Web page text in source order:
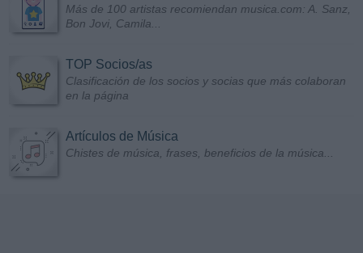
Más de 100 artistas recomiendan musica.com: A. Sanz,
Bon Jovi, Camila...
TOP Socios/as
Clasificación de los socios y socias que más colaboran
en la página
Artículos de Música
Chistes de música, frases, beneficios de la música...